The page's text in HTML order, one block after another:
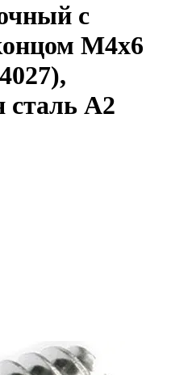
с
М4х6
А2